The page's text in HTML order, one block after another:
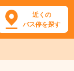
近くの
バス停を探す